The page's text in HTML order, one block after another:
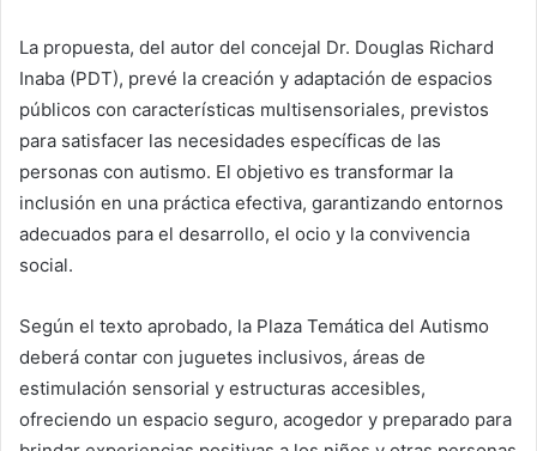
La propuesta, del autor del concejal Dr. Douglas Richard
Inaba (PDT), prevé la creación y adaptación de espacios
públicos con características multisensoriales, previstos
para satisfacer las necesidades específicas de las
personas con autismo. El objetivo es transformar la
inclusión en una práctica efectiva, garantizando entornos
adecuados para el desarrollo, el ocio y la convivencia
social.
Según el texto aprobado, la Plaza Temática del Autismo
deberá contar con juguetes inclusivos, áreas de
estimulación sensorial y estructuras accesibles,
ofreciendo un espacio seguro, acogedor y preparado para